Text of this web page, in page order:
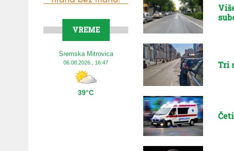
VREME
Sremska Mitrovica
06.08.2026., 16:47
39°C
Tri